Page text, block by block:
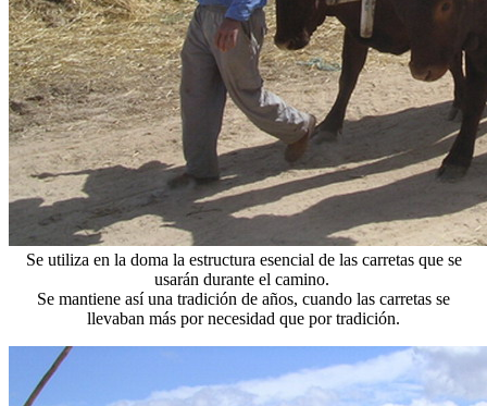
Se utiliza en la doma la estructura esencial de las carretas que se
usarán durante el camino.
Se mantiene así una tradición de años, cuando las carretas se
llevaban más por necesidad que por tradición.